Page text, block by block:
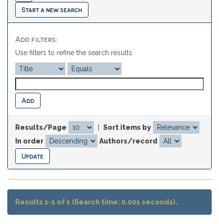
Start a new search
Add filters:
Use filters to refine the search results.
Results/Page
Sort items by
In order
Authors/record
Results 1-1 of 1 (Search time: 0.001 seconds).